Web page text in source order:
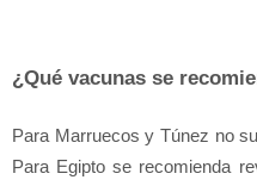
¿Qué vacunas se
Para Marruecos y Túnez no
Para Egipto se recomienda